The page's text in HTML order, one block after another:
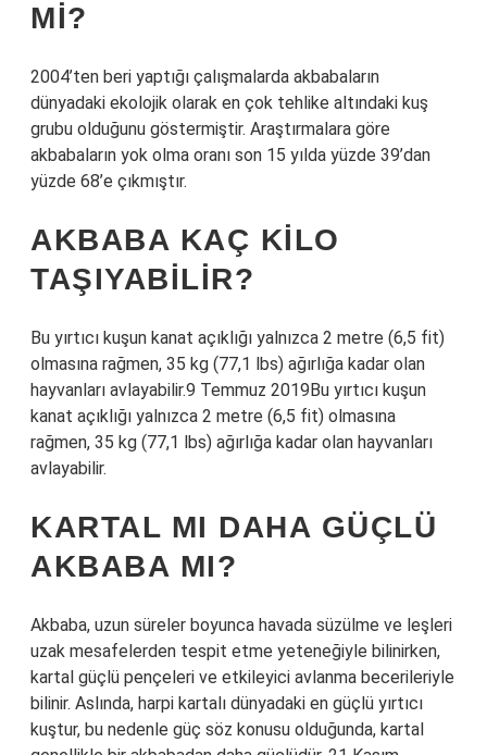
MI?
2004’ten beri yaptığı çalışmalarda akbabaların
dünyadaki ekolojik olarak en çok tehlike altındaki kuş
grubu olduğunu göstermiştir. Araştırmalara göre
akbabaların yok olma oranı son 15 yılda yüzde 39’dan
yüzde 68’e çıkmıştır.
AKBABA KAÇ KILO
TAŞIYABILIR?
Bu yırtıcı kuşun kanat açıklığı yalnızca 2 metre (6,5 fit)
olmasına rağmen, 35 kg (77,1 lbs) ağırlığa kadar olan
hayvanları avlayabilir.9 Temmuz 2019Bu yırtıcı kuşun
kanat açıklığı yalnızca 2 metre (6,5 fit) olmasına
rağmen, 35 kg (77,1 lbs) ağırlığa kadar olan hayvanları
avlayabilir.
KARTAL MI DAHA GÜÇLÜ
AKBABA MI?
Akbaba, uzun süreler boyunca havada süzülme ve leşleri
uzak mesafelerden tespit etme yeteneğiyle bilinirken,
kartal güçlü pençeleri ve etkileyici avlanma becerileriyle
bilinir. Aslında, harpi kartalı dünyadaki en güçlü yırtıcı
kuştur, bu nedenle güç söz konusu olduğunda, kartal